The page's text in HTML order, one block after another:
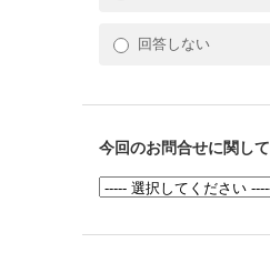
回答しない
今回のお問合せに関して